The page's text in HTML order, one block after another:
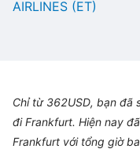
AIRLINES (ET)
Chỉ từ 362USD, bạn đã
đi Frankfurt. Hiện nay
Frankfurt với tổng giờ